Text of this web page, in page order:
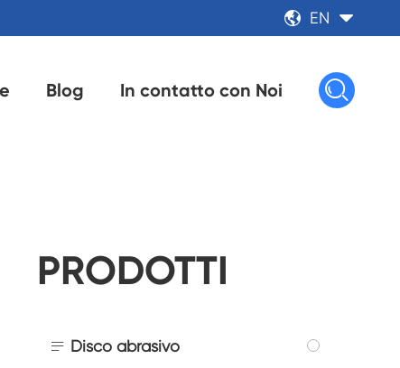
 EN 
Blog In contatto con Noi 
PRODOTTI
 Disco abrasivo